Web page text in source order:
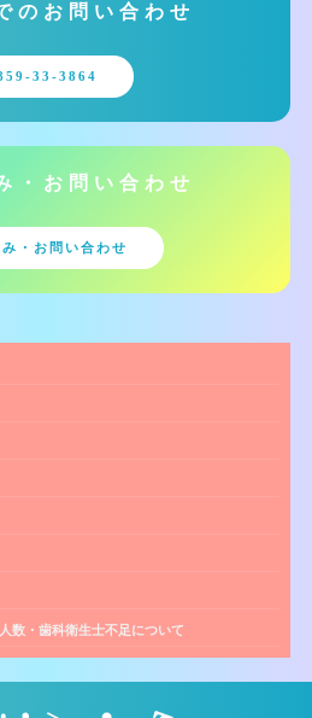
のお問い合わせ
33-3864
・お問い合わせ
・お問い合わせ
数・歯科衛生士不足について